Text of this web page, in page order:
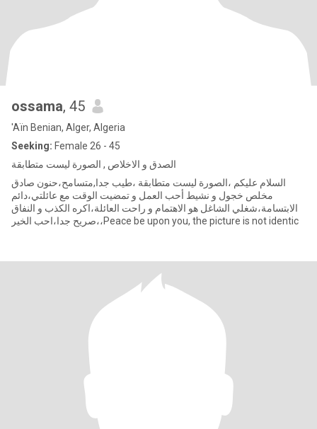
ossama, 45
'Aïn Benian, Alger, Algeria
Seeking: Female 26 - 45
الصدق و الاخلاص , الصورة ليست متطابقة
السلام عليكم ،الصورة ليست متطابقة ،طيب جدا,متسامح،حنون صادق
مخلص خجول و نشيط أحب العمل و تمضيت الوقت مع عائلتي،دائم
الابتسامة،شغلي الشاغل هو الاهتمام و راحت العائلة،اكره الكذب و النفاق
،صريح جدا،احب الخير،Peace be upon you, the picture is not identic